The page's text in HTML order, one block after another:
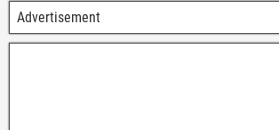
Advertisement